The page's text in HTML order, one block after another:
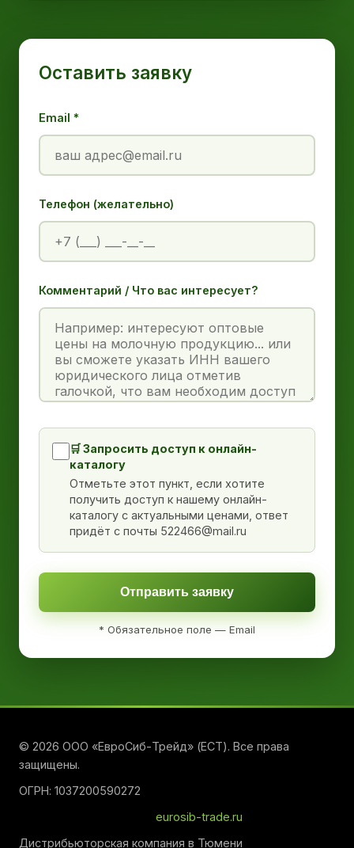
Оставить заявку
Email *
Телефон (желательно)
Комментарий / Что вас интересует?
🛒 Запросить доступ к онлайн-
каталогу
Отметьте этот пункт, если хотите
получить доступ к нашему онлайн-
каталогу с актуальными ценами, ответ
придёт с почты 522466@mail.ru
Отправить заявку
* Обязательное поле — Email
© 2026 ООО «ЕвроСиб-Трейд» (ЕСТ). Все права
защищены.
ОГРН: 1037200590272
eurosib-trade.ru
Дистрибьюторская компания в Тюмени